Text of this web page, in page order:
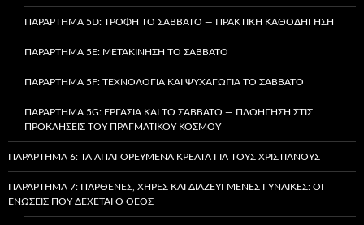
ΠΑΡΆΡΤΗΜΑ 5D: ΤΡΟΦΉ ΤΟ ΣΆΒΒΑΤΟ — ΠΡΑΚΤΙΚΉ ΚΑΘΟΔΉΓΗΣΗ
ΠΑΡΆΡΤΗΜΑ 5E: ΜΕΤΑΚΊΝΗΣΗ ΤΟ ΣΆΒΒΑΤΟ
ΠΑΡΆΡΤΗΜΑ 5F: ΤΕΧΝΟΛΟΓΊΑ ΚΑΙ ΨΥΧΑΓΩΓΊΑ ΤΟ ΣΆΒΒΑΤΟ
ΠΑΡΆΡΤΗΜΑ 5G: ΕΡΓΑΣΊΑ ΚΑΙ ΤΟ ΣΆΒΒΑΤΟ — ΠΛΟΉΓΗΣΗ ΣΤΙΣ
ΠΡΟΚΛΉΣΕΙΣ ΤΟΥ ΠΡΑΓΜΑΤΙΚΟΎ ΚΌΣΜΟΥ
ΠΑΡΆΡΤΗΜΑ 6: ΤΑ ΑΠΑΓΟΡΕΥΜΈΝΑ ΚΡΈΑΤΑ ΓΙΑ ΤΟΥΣ ΧΡΙΣΤΙΑΝΟΎΣ
ΠΑΡΆΡΤΗΜΑ 7: ΠΑΡΘΈΝΕΣ, ΧΉΡΕΣ ΚΑΙ ΔΙΑΖΕΥΓΜΈΝΕΣ ΓΥΝΑΊΚΕΣ: ΟΙ
ΕΝΏΣΕΙΣ ΠΟΥ ΔΈΧΕΤΑΙ Ο ΘΕΌΣ